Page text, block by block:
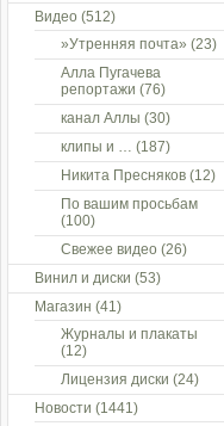
Видео (512)
»Утренняя почта» (23)
Алла Пугачева
репортажи (76)
канал Аллы (30)
клипы и … (187)
Никита Пресняков (12)
По вашим просьбам
(100)
Свежее видео (26)
Винил и диски (53)
Магазин (41)
Журналы и плакаты
(12)
Лицензия диски (24)
Новости (1441)